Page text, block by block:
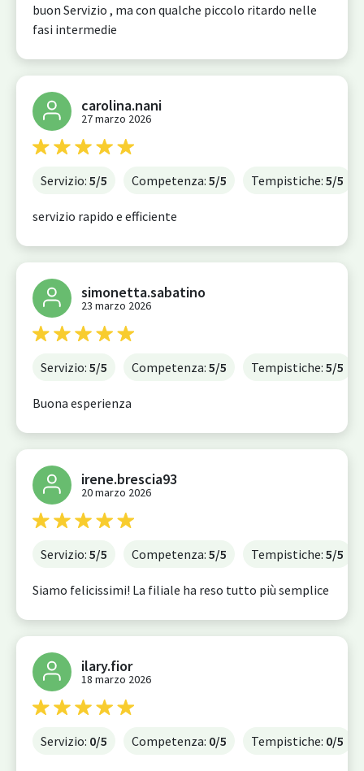
buon Servizio , ma con qualche piccolo ritardo nelle
fasi intermedie
carolina.nani
27 marzo 2026
Servizio: 5/5 Competenza: 5/5 Tempistiche: 5/5
servizio rapido e efficiente
simonetta.sabatino
23 marzo 2026
Servizio: 5/5 Competenza: 5/5 Tempistiche: 5/5
Buona esperienza
irene.brescia93
20 marzo 2026
Servizio: 5/5 Competenza: 5/5 Tempistiche: 5/5
Siamo felicissimi! La filiale ha reso tutto più semplice
ilary.fior
18 marzo 2026
Servizio: 0/5 Competenza: 0/5 Tempistiche: 0/5